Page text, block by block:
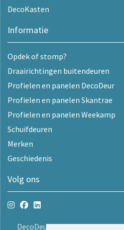
DecoKasten
Informatie
Opdek of stomp?
Draairichtingen buitendeuren
Profielen en panelen DecoDeur
Profielen en panelen Skantrae
Profielen en panelen Weekamp
Schuifdeuren
Merken
Geschiedenis
Volg ons
DecoDeur B.V.